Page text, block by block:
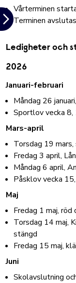
Vårterminen
Terminen
Ledigheter och
2026
Januari-februari
Måndag 26
Sportlov vecka 8,
Mars-april
Torsdag 19
Fredag 3 april,
Måndag 6 april,
Påsklov vecka
Maj
Fredag 1 maj,
Torsdag 14 maj,
stängd
Fredag 15 maj,
Juni
Skolavslutning